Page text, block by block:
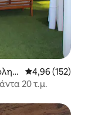
Μέση
4,96 (152)
20 τ.μ.